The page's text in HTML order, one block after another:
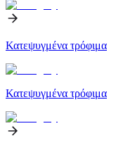
Κατεψυγμένα τρόφιμα
Κατεψυγμένα τρόφιμα